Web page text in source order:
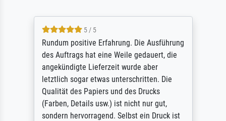
5 / 5
Rundum positive Erfahrung. Die Ausführung
des Auftrags hat eine Weile gedauert, die
angekündigte Lieferzeit wurde aber
letztlich sogar etwas unterschritten. Die
Qualität des Papiers und des Drucks
(Farben, Details usw.) ist nicht nur gut,
sondern hervorragend. Selbst ein Druck ist